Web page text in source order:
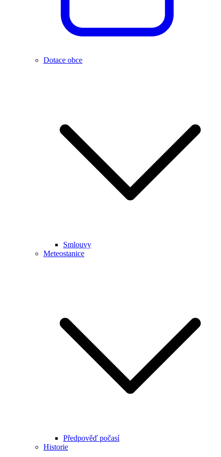
Dotace obce
Smlouvy
Meteostanice
Předpověď počasí
Historie